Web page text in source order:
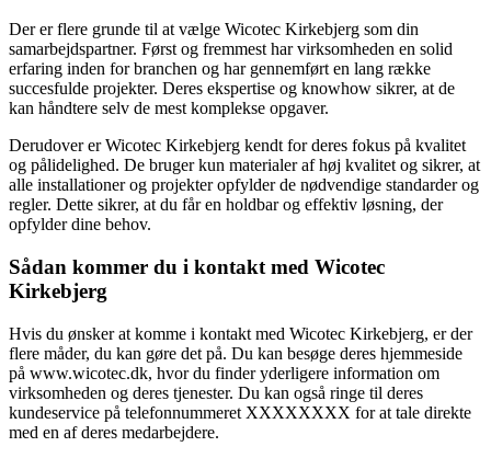
Der er flere grunde til at vælge Wicotec Kirkebjerg som din
samarbejdspartner. Først og fremmest har virksomheden en solid
erfaring inden for branchen og har gennemført en lang række
succesfulde projekter. Deres ekspertise og knowhow sikrer, at de
kan håndtere selv de mest komplekse opgaver.
Derudover er Wicotec Kirkebjerg kendt for deres fokus på kvalitet
og pålidelighed. De bruger kun materialer af høj kvalitet og sikrer, at
alle installationer og projekter opfylder de nødvendige standarder og
regler. Dette sikrer, at du får en holdbar og effektiv løsning, der
opfylder dine behov.
Sådan kommer du i kontakt med Wicotec
Kirkebjerg
Hvis du ønsker at komme i kontakt med Wicotec Kirkebjerg, er der
flere måder, du kan gøre det på. Du kan besøge deres hjemmeside
på www.wicotec.dk, hvor du finder yderligere information om
virksomheden og deres tjenester. Du kan også ringe til deres
kundeservice på telefonnummeret XXXXXXXX for at tale direkte
med en af deres medarbejdere.